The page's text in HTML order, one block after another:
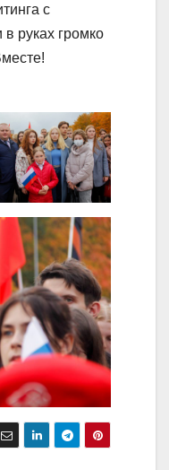
с
руках громко